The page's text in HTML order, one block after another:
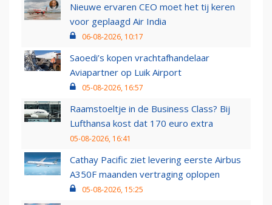
Nieuwe ervaren CEO moet het tij keren
voor geplaagd Air India
06-08-2026, 10:17
Saoedi’s kopen vrachtafhandelaar
Aviapartner op Luik Airport
05-08-2026, 16:57
Raamstoeltje in de Business Class? Bij
Lufthansa kost dat 170 euro extra
05-08-2026, 16:41
Cathay Pacific ziet levering eerste Airbus
A350F maanden vertraging oplopen
05-08-2026, 15:25